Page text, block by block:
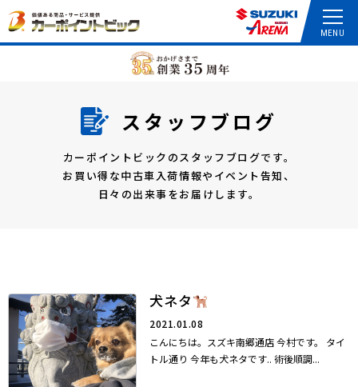
スタッフブログ
カーポイントビックのスタッフブログです。
お買い得な中古車入荷情報やイベント告知、
日々の出来事をお届けします。
犬ネタ
2021.01.08
こんにちは。スズキ南郷通店 今村です。 タイ
トル通り 今年も犬ネタです.. 術後順調...